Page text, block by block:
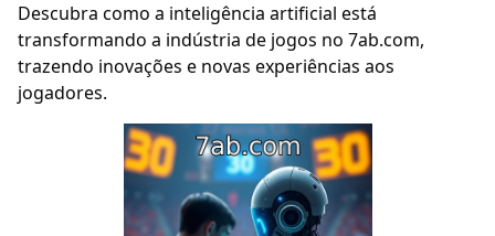
Descubra como a inteligência artificial está
transformando a indústria de jogos no 7ab.com,
trazendo inovações e novas experiências aos
jogadores.